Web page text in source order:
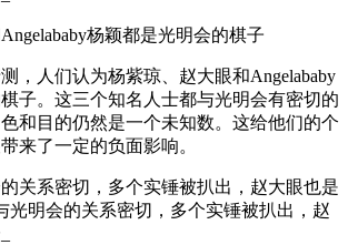
杨颖都是光明会的棋子
，人们认为杨紫琼、赵大眼和Angelababy
子。这三个知名人士都与光明会有密切的
和目的仍然是一个未知数。这给他们的个
来了一定的负面影响。